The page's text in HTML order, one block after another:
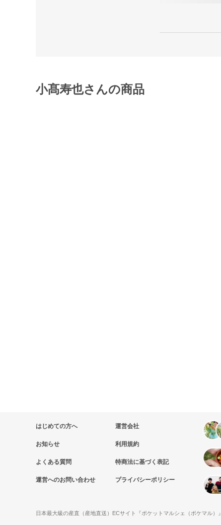
小髙寿也さんの商品
はじめての方へ
お知らせ
よくある質問
運営へのお問い合わせ
運営会社
利用規約
特商法に基づく表記
プライバシーポリシー
日本最大級の産直（産地直送）ECサイト『ポケットマルシェ（ポケマル）』